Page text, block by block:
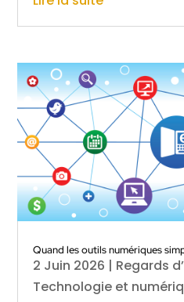
Quand les outils numériques
2 Juin 2026 | Regards
Technologie et